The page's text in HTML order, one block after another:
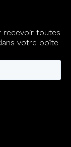
recevoir toutes
votre boîte